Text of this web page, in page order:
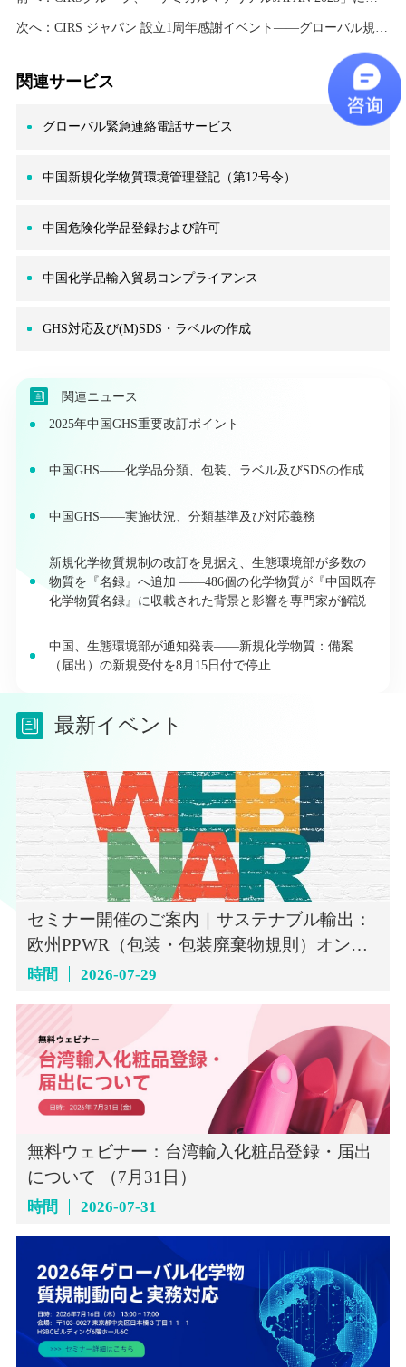
次へ： CIRS ジャパン 設立1周年感謝イベント——グローバル規制動向セミナーのご案内
関連サービス
グローバル緊急連絡電話サービス
中国新規化学物質環境管理登記（第12号令）
中国危険化学品登録および許可
中国化学品輸入貿易コンプライアンス
GHS対応及び(M)SDS・ラベルの作成
関連ニュース
2025年中国GHS重要改訂ポイント
中国GHS――化学品分類、包装、ラベル及びSDSの作成
中国GHS――実施状況、分類基準及び対応義務
新規化学物質規制の改訂を見据え、生態環境部が多数の
物質を『名録』へ追加 ——486個の化学物質が『中国既存
化学物質名録』に収載された背景と影響を専門家が解説
中国、生態環境部が通知発表――新規化学物質：備案
（届出）の新規受付を8月15日付で停止
最新イベント
セミナー開催のご案内｜サステナブル輸出：
欧州PPWR（包装・包装廃棄物規則）オンラ
インセミナー（7月29日）
時間 2026-07-29
無料ウェビナー：台湾輸入化粧品登録・届出
について （7月31日）
時間 2026-07-31